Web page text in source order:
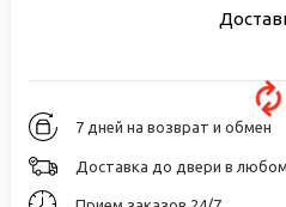
7 дней на возврат и обмен
Доставка до двери в